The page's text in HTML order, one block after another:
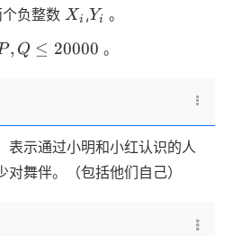
负整数 X_i
Xi ,Y_i
Yi 。
P,Q
, Q ≤ 20000 。
表示通过小明和小红认识的人
舞伴。（包括他们自己）